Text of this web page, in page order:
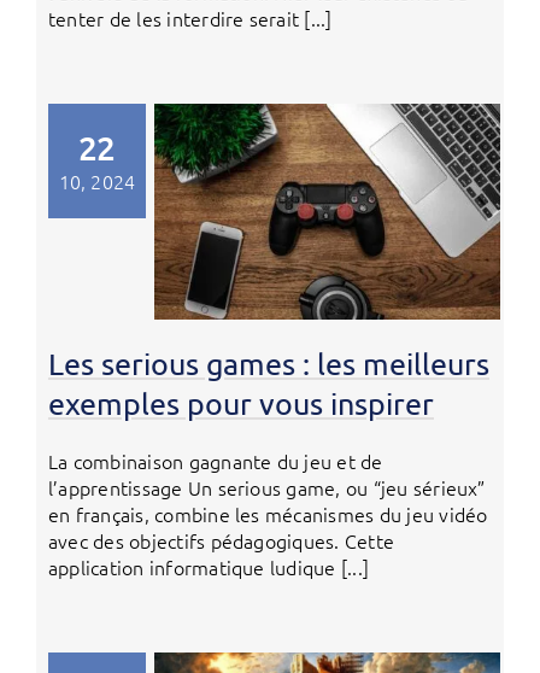
tenter de les interdire serait [...]
22
10, 2024
Les serious games : les meilleurs
exemples pour vous inspirer
La combinaison gagnante du jeu et de
l’apprentissage Un serious game, ou “jeu sérieux”
en français, combine les mécanismes du jeu vidéo
avec des objectifs pédagogiques. Cette
application informatique ludique [...]